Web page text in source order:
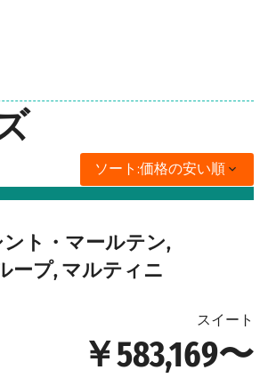
ソート:価格の安い順
ト・マールテン,
ープ, マルティニ
スイート
￥583,169〜